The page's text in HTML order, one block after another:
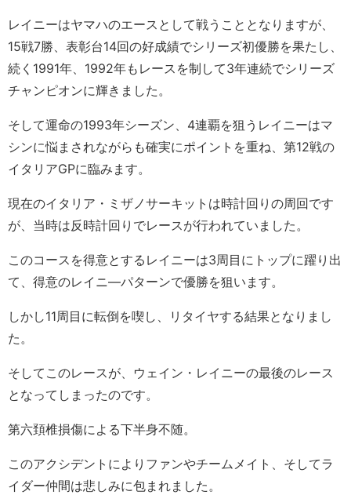
レイニーはヤマハのエースとして戦うこととなりますが、
15戦7勝、表彰台14回の好成績でシリーズ初優勝を果たし、
続く1991年、1992年もレースを制して3年連続でシリーズ
チャンピオンに輝きました。
そして運命の1993年シーズン、4連覇を狙うレイニーはマ
シンに悩まされながらも確実にポイントを重ね、第12戦の
イタリアGPに臨みます。
現在のイタリア・ミザノサーキットは時計回りの周回です
が、当時は反時計回りでレースが行われていました。
このコースを得意とするレイニーは3周目にトップに躍り出
て、得意のレイニ―パターンで優勝を狙います。
しかし11周目に転倒を喫し、リタイヤする結果となりまし
た。
そしてこのレースが、ウェイン・レイニーの最後のレース
となってしまったのです。
第六頚椎損傷による下半身不随。
このアクシデントによりファンやチームメイト、そしてラ
イダー仲間は悲しみに包まれました。